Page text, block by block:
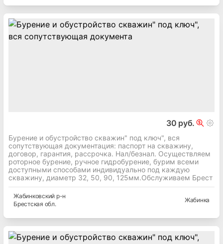
30 руб.
Бурение и обустройство скважин" под ключ", вся
сопутствующая документация: паспорт на скважину,
договор, гарантия, рассрочка. Нал/безнал. Осуществляем
роторное бурение, ручное гидробурение, бурим всеми
доступными способами индивидуально под каждую
скважину, диаметр 32, 50, 90, 125мм.Обслуживаем Брест
Жабинковский р-н
Брестская обл.
Жабинка